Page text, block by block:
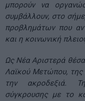
μπορούν να
συμβάλλουν, στο
προβλημάτων που
και η κοινωνική
Ως Νέα Αριστερά
Λαϊκού Μετώπου, της
την ακροδεξιά.
σύγκρουσης με το